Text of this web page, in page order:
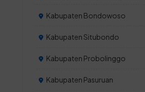
Kabupaten Bondowoso
Kabupaten Situbondo
Kabupaten Probolinggo
Kabupaten Pasuruan